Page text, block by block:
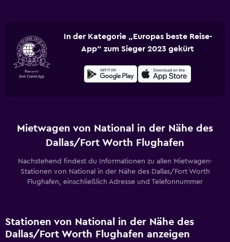
In der Kategorie „Europas beste Reise-
App“ zum Sieger 2023 gekürt
Mietwagen von National in der Nähe des
Dallas/Fort Worth Flughafen
Nachstehend findest du Informationen zu allen Mietwagen-
Stationen von National in der Nähe des Dallas/Fort Worth
Flughafen, einschließlich Adresse und Telefonnummer
Stationen von National in der Nähe des
Dallas/Fort Worth Flughafen anzeigen